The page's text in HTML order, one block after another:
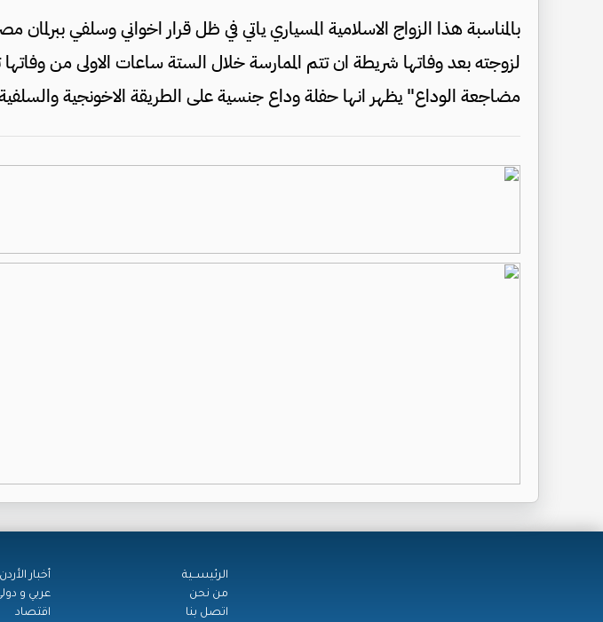
بالمناسبة هذا الزواج الاسلامية المسياري ياتي في ظل قرار اخواني وسلفي ببرلمان
لزوجته بعد وفاتها شريطة ان تتم الممارسة خلال الستة ساعات الاولى من
مضاجعة الوداع" يظهر انها حفلة وداع جنسية على الطريقة الاخونجية
الرئيســية
من نحن
اتصل بنا
أخبار الأردن
عربي و
اقتصاد